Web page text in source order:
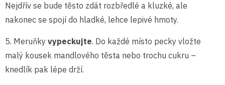
Nejdřív se bude těsto zdát rozbředlé a kluzké, ale
nakonec se spojí do hladké, lehce lepivé hmoty.
5. Meruňky vypeckujte. Do každé místo pecky vložte
malý kousek mandlového těsta nebo trochu cukru –
knedlík pak lépe drží.